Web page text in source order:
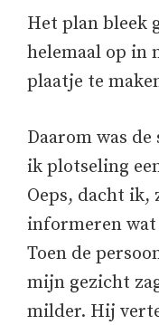
Het plan bleek
helemaal op in
plaatje te
Daarom was
ik plotseling
Oeps, dacht ik,
informeren
Toen de
mijn gezicht
milder. Hij